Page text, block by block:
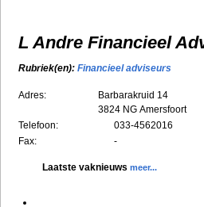
L Andre Financieel
Rubriek(en): Financieel adviseurs
Adres:
Barbarakruid 14
3824 NG Amersfoort
Telefoon:
033-4562016
Fax:
-
Laatste vaknieuws meer...